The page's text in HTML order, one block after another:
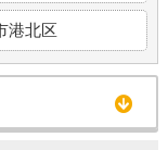
港北区